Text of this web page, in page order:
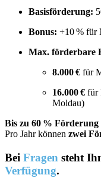
Basisförderung:
Bonus: +10 % für
Max. förderbare
8.000 € für
16.000 € für
Moldau)
Bis zu 60 % Förderung
Pro Jahr können zwei
Bei Fragen steht
Verfügung.